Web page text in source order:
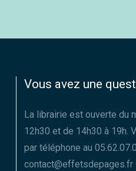
Vous avez une
La librairie est ouverte du
12h30 et de 14h30 à 19h.
par téléphone au